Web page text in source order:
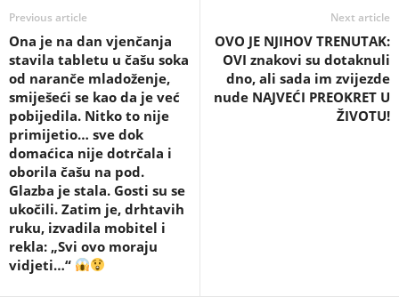
Previous article
Ona je na dan vjenčanja
stavila tabletu u čašu soka
od naranče mladoženje,
smiješeći se kao da je već
pobijedila. Nitko to nije
primijetio… sve dok
domaćica nije dotrčala i
oborila čašu na pod.
Glazba je stala. Gosti su se
ukočili. Zatim je, drhtavih
ruku, izvadila mobitel i
rekla: „Svi ovo moraju
vidjeti…“
Next article
OVO JE NJIHOV TRENUTAK:
OVI znakovi su dotaknuli
dno, ali sada im zvijezde
nude NAJVEĆI PREOKRET U
ŽIVOTU!